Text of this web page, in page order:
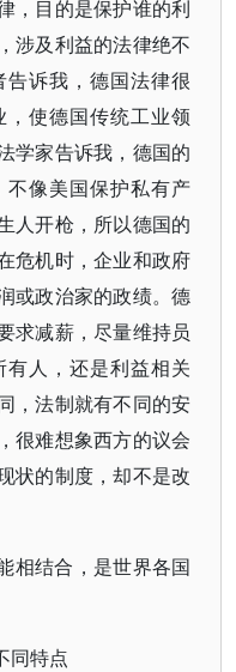
，目的是保护谁的利
涉及利益的法律绝不
诉我，德国法律很
使德国传统工业领
学家告诉我，德国的
像美国保护私有产
人开枪，所以德国的
危机时，企业和政府
或政治家的政绩。德
求减薪，尽量维持员
人，还是利益相关
，法制就有不同的安
很难想象西方的议会
状的制度，却不是改
相结合，是世界各国
同特点